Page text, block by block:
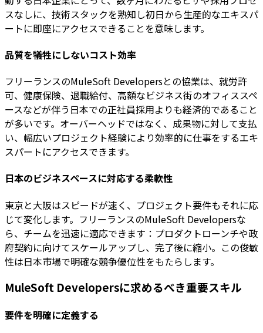
スなしに、技術スタックを熟知し初日から生産的なエキスパ
ートに即座にアクセスできることを意味します。
品質を犠牲にしないコスト効率
フリーランスのMuleSoft Developersとの協業は、就労許
可、健康保険、退職給付、高額なビジネス街のオフィススペ
ースなどが伴う日本での正社員採用よりも経済的であること
が多いです。オーバーヘッドではなく、成果物に対して支払
い、幅広いプロジェクト経験により効率的に仕事をするエキ
スパートにアクセスできます。
日本のビジネスペースに対応する柔軟性
東京と大阪はスピードが速く、プロジェクト要件もそれに応
じて変化します。フリーランスのMuleSoft Developersな
ら、チームを迅速に適応できます：プロダクトローンチや政
府契約に向けてスケールアップし、完了後に縮小。この俊敏
性は日本市場で明確な競争優位性をもたらします。
MuleSoft Developersに求めるべき重要スキル
要件を明確に定義する